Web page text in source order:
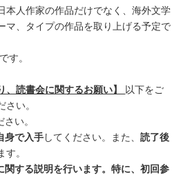
人作家の作品だけでなく、海外文学
マ、タイプの作品を取り上げる予定で
す。
、読書会に関するお願い】 以下をご
い。
さい。
身で入手してください。また、読了後
す。
関する説明を行います。特に、初回参